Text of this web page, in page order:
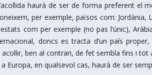
haurà de ser de forma preferent el
per exemple, països com:
com per exemple (no pas l’únic),
doncs es tracta d’un país
ben al contrari, de fet sembla fins i tot
Europa, en qualsevol cas, haurà de ser